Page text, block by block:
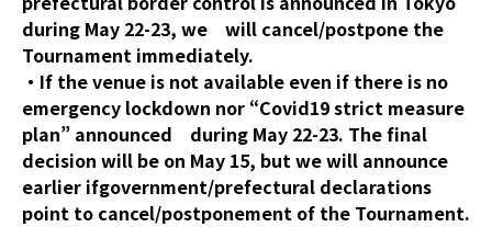
during May 22-23, we will cancel/postpone the
Tournament immediately.
・If the venue is not available even if there is no
emergency lockdown nor “Covid19 strict measure
plan” announced during May 22-23. The final
decision will be on May 15, but we will announce
earlier ifgovernment/prefectural declarations
point to cancel/postponement of the Tournament.